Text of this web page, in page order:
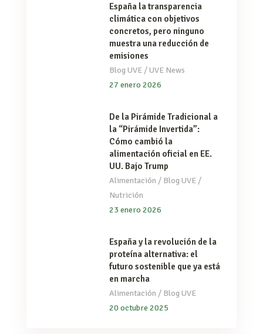
España la transparencia
climática con objetivos
concretos, pero ninguno
muestra una reducción de
emisiones
Blog UVE/UVE News
27 enero 2026
De la Pirámide Tradicional a
la “Pirámide Invertida”:
Cómo cambió la
alimentación oficial en EE.
UU. Bajo Trump
Alimentación / Blog UVE/
Nutrición
23 enero 2026
España y la revolución de la
proteína alternativa: el
futuro sostenible que ya está
en marcha
Alimentación / Blog UVE
20 octubre 2025